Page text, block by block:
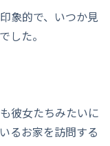
象的で、いつか見
した。
彼女たちみたいに
るお家を訪問する